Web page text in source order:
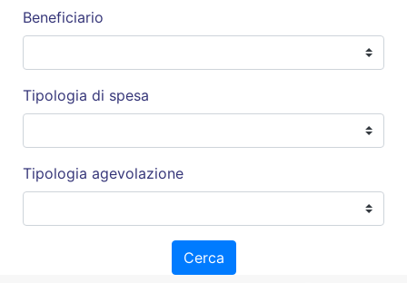
Beneficiario
Tipologia di spesa
Tipologia agevolazione
Cerca